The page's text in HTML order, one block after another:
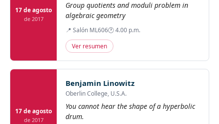
17 de agosto
de 2017
Group quotients and moduli problem in
algebraic geometry
📍 Salón ML606🕐 4.00 p.m.
Ver resumen
17 de agosto
de 2017
Benjamin Linowitz
Oberlin College, U.S.A.
You cannot hear the shape of a hyperbolic
drum.